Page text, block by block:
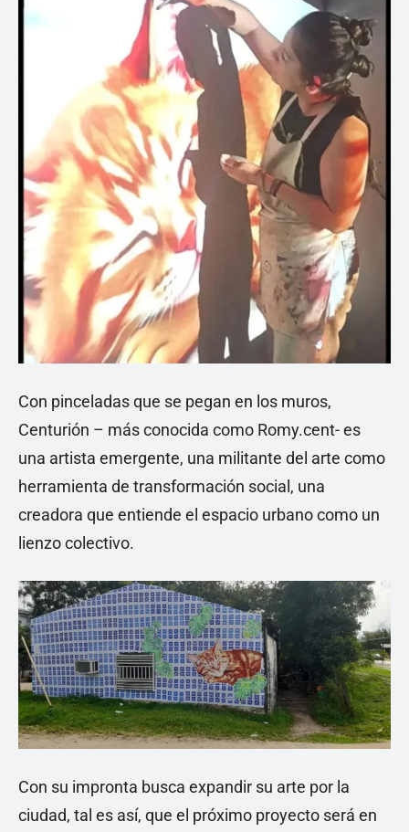
Con pinceladas que se pegan en los muros,
Centurión – más conocida como Romy.cent- es
una artista emergente, una militante del arte como
herramienta de transformación social, una
creadora que entiende el espacio urbano como un
lienzo colectivo.
Con su impronta busca expandir su arte por la
ciudad, tal es así, que el próximo proyecto será en